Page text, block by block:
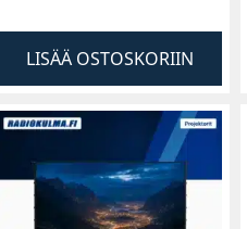
LISÄÄ OSTOSKORIIN